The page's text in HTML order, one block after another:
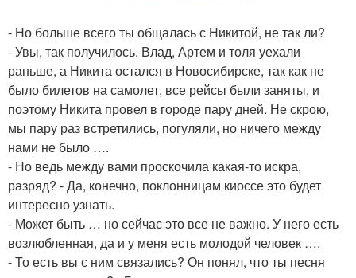
- Но больше всего ты общалась с Никитой, не так ли?
- Увы, так получилось. Влад, Артем и толя уехали
раньше, а Никита остался в Новосибирске, так как не
было билетов на самолет, все рейсы были заняты, и
поэтому Никита провел в городе пару дней. Не скрою,
мы пару раз встретились, погуляли, но ничего между
нами не было ….
- Но ведь между вами проскочила какая-то искра,
разряд? - Да, конечно, поклонницам киоссе это будет
интересно узнать.
- Может быть … но сейчас это все не важно. У него есть
возлюбленная, да и у меня есть молодой человек ….
- То есть вы с ним связались? Он понял, что ты песня